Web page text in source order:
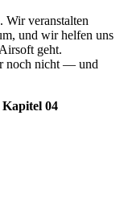
Wir veranstalten
und wir helfen uns
geht.
noch nicht — und
Kapitel 04